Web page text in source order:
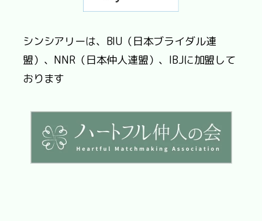
シンシアリーは、BIU（日本ブライダル連
盟）、NNR（日本仲人連盟）、IBJに加盟して
おります